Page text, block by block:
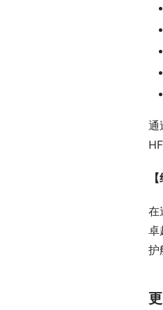
通
在
卓
护